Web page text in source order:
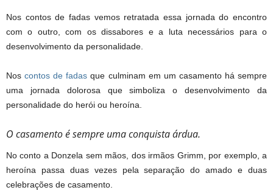
Nos contos de fadas vemos retratada essa jornada do encontro
com o outro, com os dissabores e a luta necessários para o
desenvolvimento da personalidade.
Noscontos de fadas que culminam em um casamento há sempre
uma jornada dolorosa que simboliza o desenvolvimento da
personalidade do herói ou heroína.
O casamento é sempre uma conquista árdua.
No conto a Donzela sem mãos, dos irmãos Grimm, por exemplo, a
heroína passa duas vezes pela separação do amado e duas
celebrações de casamento.